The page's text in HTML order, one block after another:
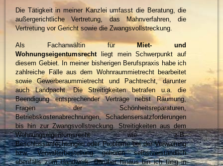
Die Tätigkeit in meiner Kanzlei umfasst die Beratung, die
außergerichtliche Vertretung, das Mahnverfahren, die
Vertretung vor Gericht sowie die Zwangsvollstreckung.
Als Fachanwältin fürMiet- und
Wohnungseigentumsrechtliegt mein Schwerpunkt auf
diesem Gebiet. In meiner bisherigen Berufspraxis habe ich
zahlreiche Fälle aus dem Wohnraummietrecht bearbeitet
sowie Gewerberaummietrecht und Pachtrecht, darunter
auch Landpacht. Die Streitigkeiten betrafen u.a. die
Beendigung entsprechender Verträge nebst Räumung,
Fragen der Schönheitsreparaturen,
Betriebskostenabrechnungen, Schadensersatzforderungen
bis hin zur Zwangsvollstreckung. Streitigkeiten aus dem
Wohnungseigentumsrecht wie z.B.
Beschlussanfechtungen oder Probleme bei der Verwaltung
bzw. Verwalterbestellung gehören selbstverständlich
ebenfalls zum Handwerk. Darüber hinaus bin ich tätig in